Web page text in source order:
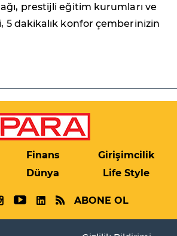
prestijli eğitim kurumları ve
5 dakikalık konfor çemberinizin
Finans
Girişimcilik
Dünya Life Style
ABONE OL